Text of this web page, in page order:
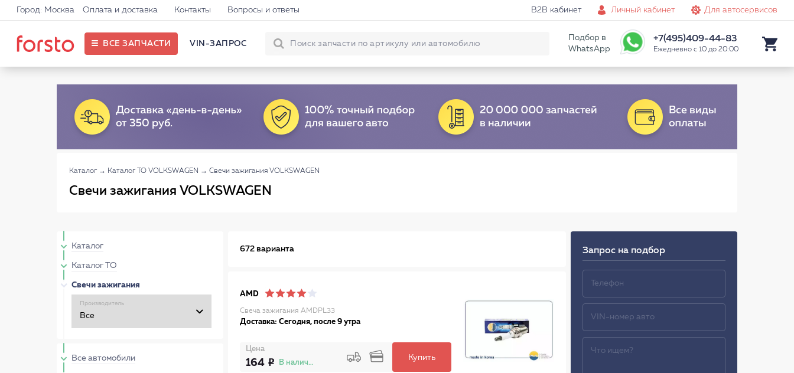
Город: Москва Оплата и доставка Контакты Вопросы и ответы B2B кабинет Личный кабинет Для автосервисов
ВСЕ ЗАПЧАСТИ VIN-ЗАПРОС
Подбор в
WhatsApp
+7(495)409-44-83
Ежедневно с 10 до 20:00
Каталог → Каталог ТО VOLKSWAGEN → Свечи зажигания VOLKSWAGEN
Свечи зажигания VOLKSWAGEN
Каталог
Каталог ТО
Свечи зажигания
Производитель
Все автомобили
672 варианта
AMD
Свеча зажигания AMDPL33
Доставка: Сегодня, после 9 утра
Цена
164 В наличии
Купить
Запрос на подбор